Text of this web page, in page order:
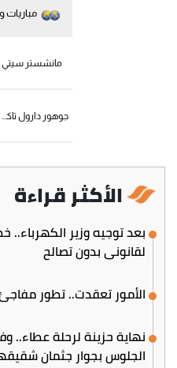
الأكثر قراءة
بعد توجيه وزير
لقانوني بدون تصالح
الأمور تعقدت.. تطور مفاجئ
نهاية حزينة لرحلة عطاء..
الجلوس بجوار جثمان شقيقها 3